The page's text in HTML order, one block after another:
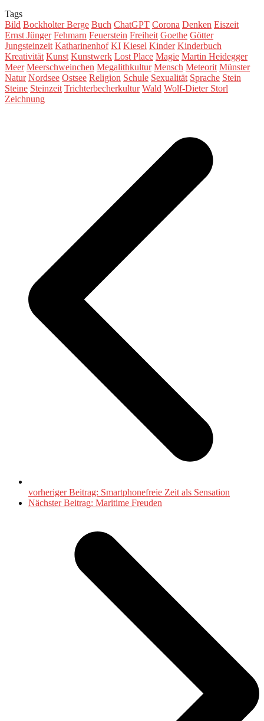
Tags
Bild Bockholter Berge Buch ChatGPT Corona Denken Eiszeit
Ernst Jünger Fehmarn Feuerstein Freiheit Goethe Götter
Jungsteinzeit Katharinenhof KI Kiesel Kinder Kinderbuch
Kreativität Kunst Kunstwerk Lost Place Magie Martin Heidegger
Meer Meerschweinchen Megalithkultur Mensch Meteorit Münster
Natur Nordsee Ostsee Religion Schule Sexualität Sprache Stein
Steine Steinzeit Trichterbecherkultur Wald Wolf-Dieter Storl
Zeichnung
vorheriger Beitrag: Smartphonefreie Zeit als Sensation
Nächster Beitrag: Maritime Freuden